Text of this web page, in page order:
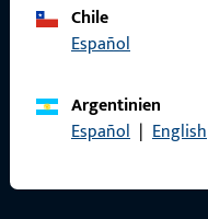
Chile
Español
Argentinien
Español | English